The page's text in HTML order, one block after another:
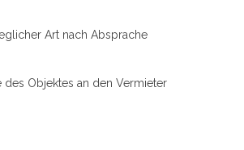
Art nach Absprache
des Objektes an den Vermieter